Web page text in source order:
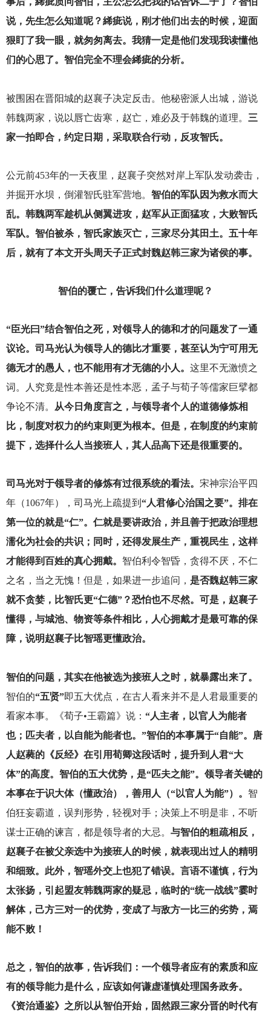
说，先生怎么知道呢？絺疵说，刚才他们出去的时候，迎面
狠盯了我一眼，就匆匆离去。我猜一定是他们发现我读懂他
们的心思了。智伯完全不理会絺疵的分析。
被围困在晋阳城的赵襄子决定反击。他秘密派人出城，游说
韩魏两家，说以唇亡齿寒，赵亡，难必及于韩魏的道理。 三
家一拍即合，约定日期，采取联合行动，反攻智氏。
公元前453年的一天夜里，赵襄子突然对岸上军队发动袭击，
并掘开水坝，倒灌智氏驻军营地。 智伯的军队因为救水而大
乱。韩魏两军趁机从侧翼进攻，赵军从正面猛攻，大败智氏
军队。智伯被杀，智氏家族灭亡，三家尽分其田土。五十年
后，就有了本文开头周天子正式封魏赵韩三家为诸侯的事。
智伯的覆亡，告诉我们什么道理呢？
“臣光曰”结合智伯之死，对领导人的德和才的问题发了一通
议论。司马光认为领导人的德比才重要，甚至认为宁可用无
德无才的愚人，也不能用有才无德的小人。 这里不无激愤之
词。人究竟是性本善还是性本恶，孟子与荀子等儒家巨擘都
争论不清。
从今日角度言之，与领导者个人的道德修炼相
比，制度对权力的约束则更为根本。但是，在制度的约束前
提下，选择什么人当接班人，其人品高下还是很重要的。
司马光对于领导者的修炼有过很系统的看法。 宋神宗治平四
年（1067年），司马光上疏提到 “人君修心治国之要”。排在
第一位的就是“仁”。仁就是要讲政治，并且善于把政治理想
濡化为社会的共识；同时，还得发展生产，重视民生，这样
才能得到百姓的真心拥戴。 智伯利令智昏，贪得不厌，不仁
之名，当之无愧！但是，如果进一步追问， 是否魏赵韩三家
就不贪婪，比智氏更“仁德”？恐怕也不尽然。可是，赵襄子
懂得，与城池、物资等条件相比，人心拥戴才是最可靠的保
障，说明赵襄子比智瑶更懂政治。
智伯的问题，其实在他被选为接班人之时，就暴露出来了。
智伯的“五贤”即五大优点，在古人看来并不是人君最重要的
看家本事。《荀子•王霸篇》说： “人主者，以官人为能者
也；匹夫者，以自能为能者也。”智伯的本事属于“自能”。唐
人赵蕤的《反经》在引用荀卿这段话时，提升到人君“大
体”的高度。智伯的五大优势，是“匹夫之能”。领导者关键的
本事在于识大体（懂政治），善用人（“以官人为能”）。 智
伯狂妄霸道，误判形势，轻视对手；决策上不明是非，不听
谋士正确的谏言，都是领导者的大忌。 与智伯的粗疏相反，
赵襄子在被父亲选中为接班人的时候，就表现出过人的精明
和细致。此外，智瑶外交上也犯了错误。言语不谨慎，行为
太张扬，引起盟友韩魏两家的疑忌，临时的“统一战线”霎时
解体，己方三对一的优势，变成了与敌方一比三的劣势，焉
能不败！
总之，智伯的故事，告诉我们：一个领导者应有的素质和应
有的领导能力是什么，应该如何谦虚谨慎处理国务政务。
《资治通鉴》之所以从智伯开始，固然跟三家分晋的时代有